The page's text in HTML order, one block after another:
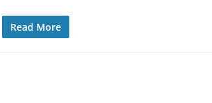
Read More